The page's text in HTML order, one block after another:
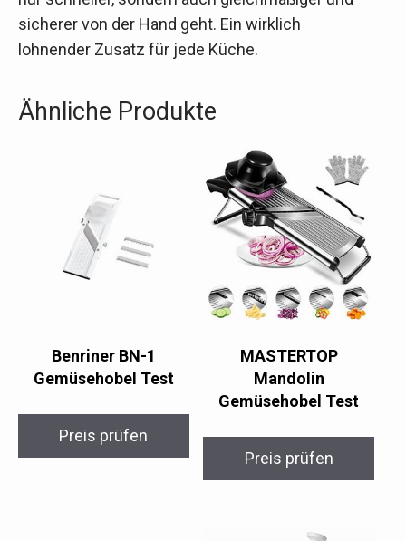
sicherer von der Hand geht. Ein wirklich
lohnender Zusatz für jede Küche.
Ähnliche Produkte
Benriner BN-1
Gemüsehobel Test
Preis prüfen
MASTERTOP
Mandolin
Gemüsehobel Test
Preis prüfen